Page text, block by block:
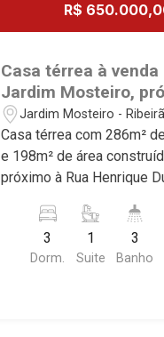
R$
Casa térrea à venda
Jardim Mosteiro,
Rua Henrique
Ribeirão Preto/SP.
Jardim Mosteiro -
Casa térrea com 286m²
e 198m² de área
próximo à Rua Henrique
Conheça as
imóvel que a Martinelli
selecionou para você: - 286m² de área
3
Dorm.
1
Suite
3
Banho